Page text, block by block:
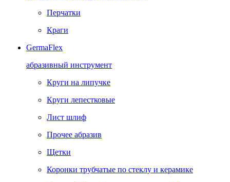
Перчатки
Краги
GermaFlex
абразивный инструмент
Круги на липучке
Круги лепестковые
Лист шлиф
Прочее абразив
Щетки
Коронки трубчатые по стеклу и керамике